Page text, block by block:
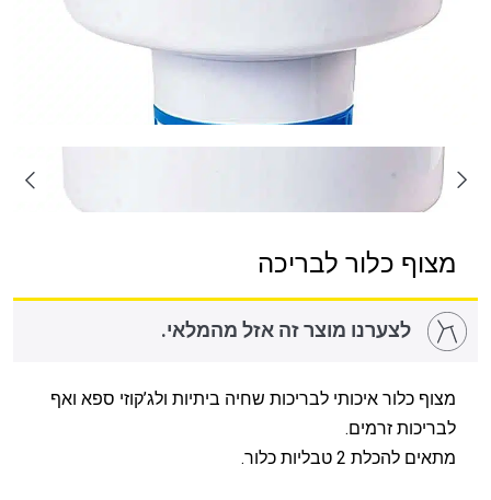
מצוף כלור לבריכה
לצערנו מוצר זה אזל מהמלאי.
מצוף כלור איכותי לבריכות שחיה ביתיות ולג’קוזי ספא ואף
לבריכות זרמים.
מתאים להכלת 2 טבליות כלור.